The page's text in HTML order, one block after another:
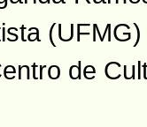
(UFMG)
de